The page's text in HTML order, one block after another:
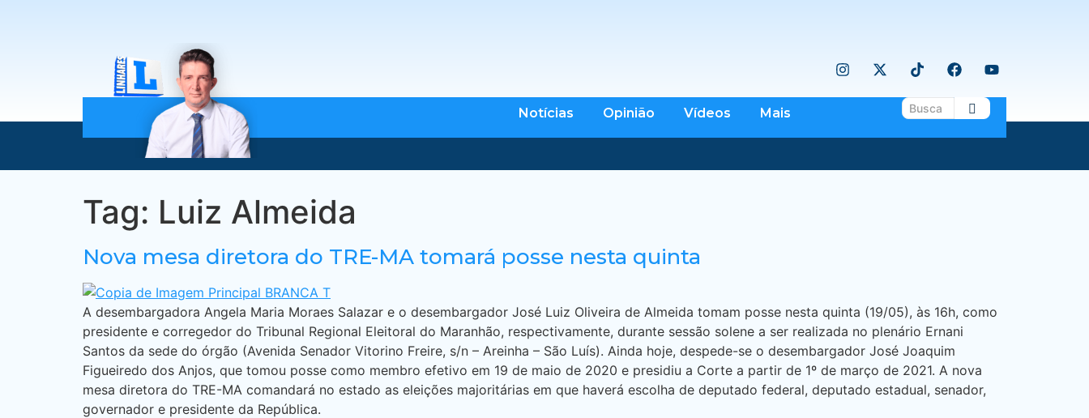
Notícias Opinião Vídeos Mais
Tag: Luiz Almeida
Nova mesa diretora do TRE-MA tomará posse nesta quinta
A desembargadora Angela Maria Moraes Salazar e o desembargador José Luiz Oliveira de Almeida tomam posse nesta quinta (19/05), às 16h, como
presidente e corregedor do Tribunal Regional Eleitoral do Maranhão, respectivamente, durante sessão solene a ser realizada no plenário Ernani
Santos da sede do órgão (Avenida Senador Vitorino Freire, s/n – Areinha – São Luís). Ainda hoje, despede-se o desembargador José Joaquim
Figueiredo dos Anjos, que tomou posse como membro efetivo em 19 de maio de 2020 e presidiu a Corte a partir de 1º de março de 2021. A nova
mesa diretora do TRE-MA comandará no estado as eleições majoritárias em que haverá escolha de deputado federal, deputado estadual, senador,
governador e presidente da República.